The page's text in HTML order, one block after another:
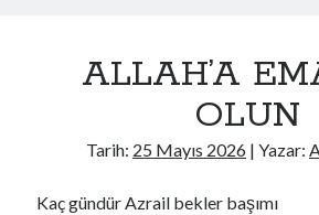
ALLAH’A
OLUN
Tarih: 25 Mayıs 2026 | Yazar:
Kaç gündür Azrail bekler başımı